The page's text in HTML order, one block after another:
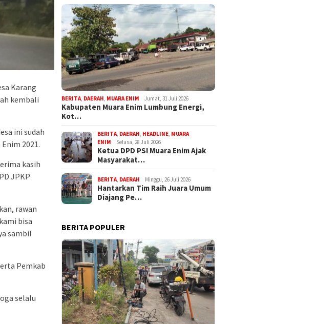
Karang
kembali
ini sudah
2021.
kasih
JPKP
rawan
bisa
sambil
Pemkab
selalu
BERITA, DAERAH, MUARA ENIM Jumat, 31 Juli 2026
Kabupaten Muara Enim Lumbung Energi,
Kot…
BERITA, DAERAH, HEADLINE, MUARA
ENIM
Selasa, 28 Juli 2026
Ketua DPD PSI Muara Enim Ajak
Masyarakat…
BERITA, DAERAH Minggu, 26 Juli 2026
Hantarkan Tim Raih Juara Umum
Diajang Pe…
BERITA POPULER